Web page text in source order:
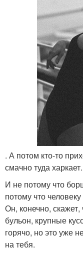
. А потом кто-то
смачно туда харкает.
И не потому что
потому что
Он, конечно,
бульон, крупные
горячо, но это уже
на тебя.